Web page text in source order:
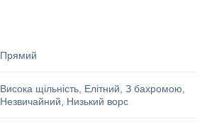
Прямий
Висока щільність Елітний ,З бахромою
Незвичайний
Низький ворс